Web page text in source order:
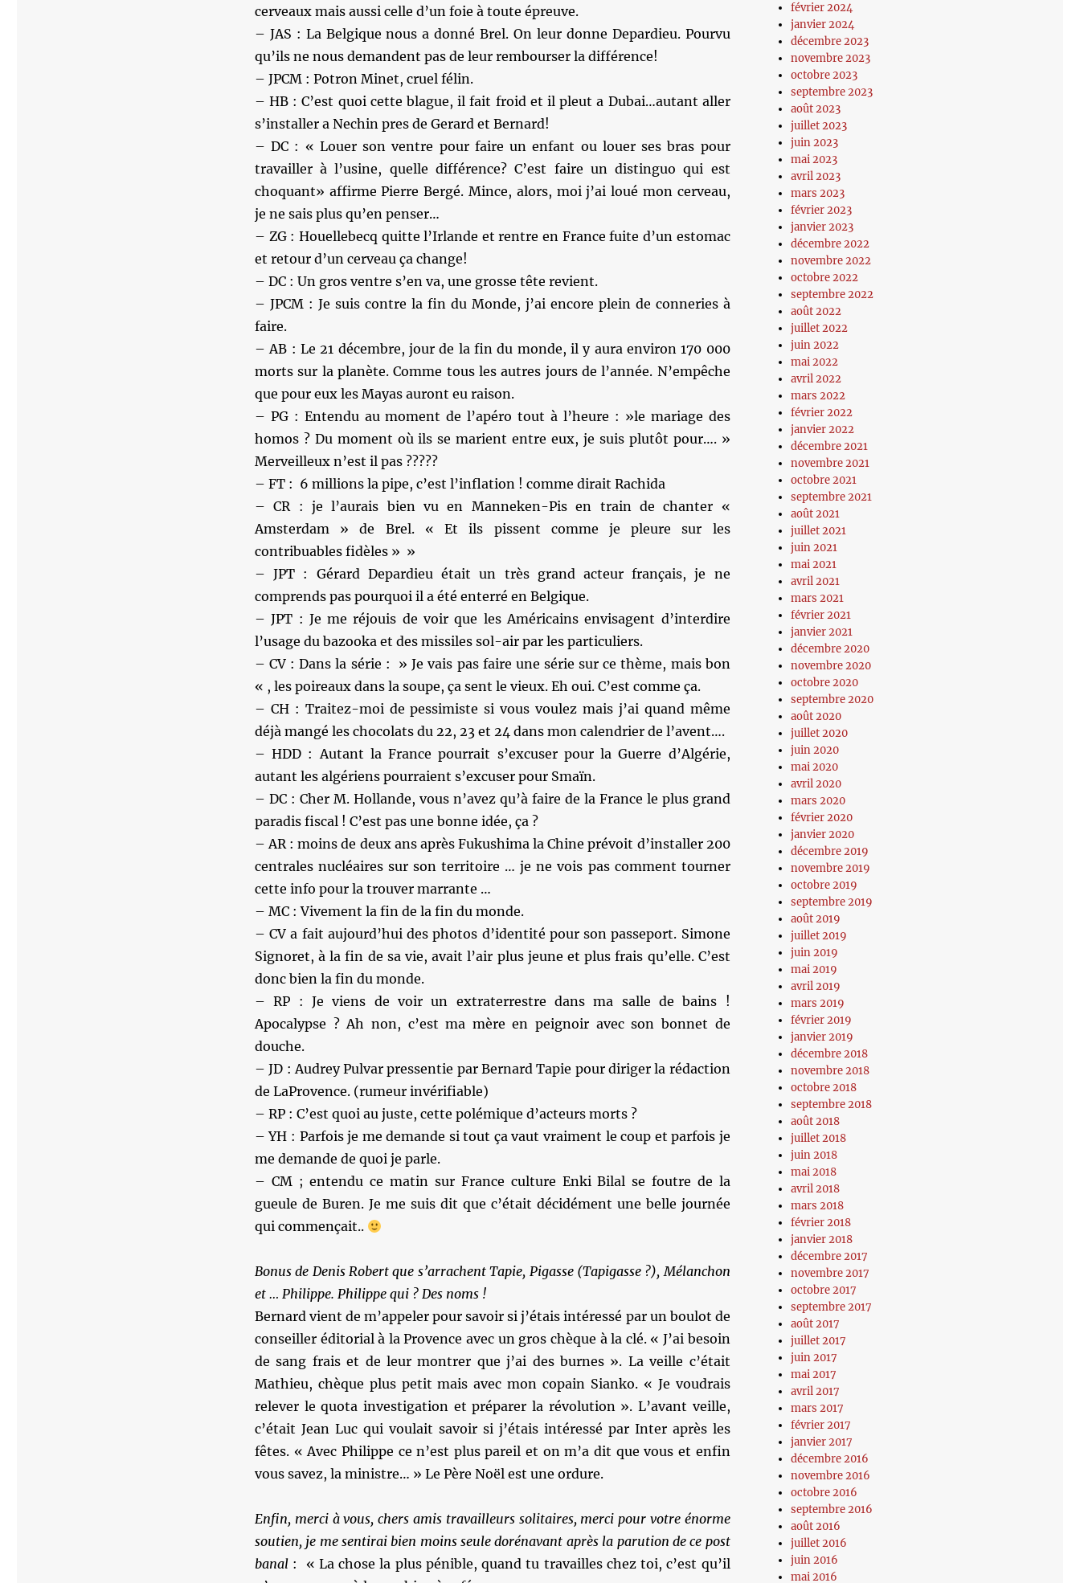
cerveaux mais aussi celle d’un foie à toute épreuve.
– JAS : La Belgique nous a donné Brel. On leur donne Depardieu. Pourvu
qu’ils ne nous demandent pas de leur rembourser la différence!
– JPCM : Potron Minet, cruel félin.
– HB : C’est quoi cette blague, il fait froid et il pleut a Dubai…autant aller
s’installer a Nechin pres de Gerard et Bernard!
– DC : « Louer son ventre pour faire un enfant ou louer ses bras pour
travailler à l’usine, quelle différence? C’est faire un distinguo qui est
choquant» affirme Pierre Bergé. Mince, alors, moi j’ai loué mon cerveau,
je ne sais plus qu’en penser…
– ZG : Houellebecq quitte l’Irlande et rentre en France fuite d’un estomac
et retour d’un cerveau ça change!
– DC : Un gros ventre s’en va, une grosse tête revient.
– JPCM : Je suis contre la fin du Monde, j’ai encore plein de conneries à
faire.
– AB : Le 21 décembre, jour de la fin du monde, il y aura environ 170 000
morts sur la planète. Comme tous les autres jours de l’année. N’empêche
que pour eux les Mayas auront eu raison.
– PG : Entendu au moment de l’apéro tout à l’heure : »le mariage des
homos ? Du moment où ils se marient entre eux, je suis plutôt pour…. »
Merveilleux n’est il pas ?????
– FT : 6 millions la pipe, c’est l’inflation ! comme dirait Rachida
– CR : je l’aurais bien vu en Manneken-Pis en train de chanter «
Amsterdam » de Brel. « Et ils pissent comme je pleure sur les
contribuables fidèles » »
– JPT : Gérard Depardieu était un très grand acteur français, je ne
comprends pas pourquoi il a été enterré en Belgique.
– JPT : Je me réjouis de voir que les Américains envisagent d’interdire
l’usage du bazooka et des missiles sol-air par les particuliers.
– CV : Dans la série : » Je vais pas faire une série sur ce thème, mais bon
« , les poireaux dans la soupe, ça sent le vieux. Eh oui. C’est comme ça.
– CH : Traitez-moi de pessimiste si vous voulez mais j’ai quand même
déjà mangé les chocolats du 22, 23 et 24 dans mon calendrier de l’avent….
– HDD : Autant la France pourrait s’excuser pour la Guerre d’Algérie,
autant les algériens pourraient s’excuser pour Smaïn.
– DC : Cher M. Hollande, vous n’avez qu’à faire de la France le plus grand
paradis fiscal ! C’est pas une bonne idée, ça ?
– AR : moins de deux ans après Fukushima la Chine prévoit d’installer 200
centrales nucléaires sur son territoire … je ne vois pas comment tourner
cette info pour la trouver marrante …
– MC : Vivement la fin de la fin du monde.
– CV a fait aujourd’hui des photos d’identité pour son passeport. Simone
Signoret, à la fin de sa vie, avait l’air plus jeune et plus frais qu’elle. C’est
donc bien la fin du monde.
– RP : Je viens de voir un extraterrestre dans ma salle de bains !
Apocalypse ? Ah non, c’est ma mère en peignoir avec son bonnet de
douche.
– JD : Audrey Pulvar pressentie par Bernard Tapie pour diriger la rédaction
de LaProvence. (rumeur invérifiable)
– RP : C’est quoi au juste, cette polémique d’acteurs morts ?
– YH : Parfois je me demande si tout ça vaut vraiment le coup et parfois je
me demande de quoi je parle.
– CM ; entendu ce matin sur France culture Enki Bilal se foutre de la
gueule de Buren. Je me suis dit que c’était décidément une belle journée
qui commençait..
Bonus de Denis Robert que s’arrachent Tapie, Pigasse (Tapigasse ?), Mélanchon
et … Philippe. Philippe qui ? Des noms !
Bernard vient de m’appeler pour savoir si j’étais intéressé par un boulot de
conseiller éditorial à la Provence avec un gros chèque à la clé. « J’ai besoin
de sang frais et de leur montrer que j’ai des burnes ». La veille c’était
Mathieu, chèque plus petit mais avec mon copain Sianko. « Je voudrais
relever le quota investigation et préparer la révolution ». L’avant veille,
c’était Jean Luc qui voulait savoir si j’étais intéressé par Inter après les
fêtes. « Avec Philippe ce n’est plus pareil et on m’a dit que vous et enfin
vous savez, la ministre… » Le Père Noël est une ordure.
Enfin, merci à vous, chers amis travailleurs solitaires, merci pour votre énorme
soutien, je me sentirai bien moins seule dorénavant après la parution de ce post
banal: « La chose la plus pénible, quand tu travailles chez toi, c’est qu’il
février 2024
janvier 2024
décembre 2023
novembre 2023
octobre 2023
septembre 2023
août 2023
juillet 2023
juin 2023
mai 2023
avril 2023
mars 2023
février 2023
janvier 2023
décembre 2022
novembre 2022
octobre 2022
septembre 2022
août 2022
juillet 2022
juin 2022
mai 2022
avril 2022
mars 2022
février 2022
janvier 2022
décembre 2021
novembre 2021
octobre 2021
septembre 2021
août 2021
juillet 2021
juin 2021
mai 2021
avril 2021
mars 2021
février 2021
janvier 2021
décembre 2020
novembre 2020
octobre 2020
septembre 2020
août 2020
juillet 2020
juin 2020
mai 2020
avril 2020
mars 2020
février 2020
janvier 2020
décembre 2019
novembre 2019
octobre 2019
septembre 2019
août 2019
juillet 2019
juin 2019
mai 2019
avril 2019
mars 2019
février 2019
janvier 2019
décembre 2018
novembre 2018
octobre 2018
septembre 2018
août 2018
juillet 2018
juin 2018
mai 2018
avril 2018
mars 2018
février 2018
janvier 2018
décembre 2017
novembre 2017
octobre 2017
septembre 2017
août 2017
juillet 2017
juin 2017
mai 2017
avril 2017
mars 2017
février 2017
janvier 2017
décembre 2016
novembre 2016
octobre 2016
septembre 2016
août 2016
juillet 2016
juin 2016
mai 2016